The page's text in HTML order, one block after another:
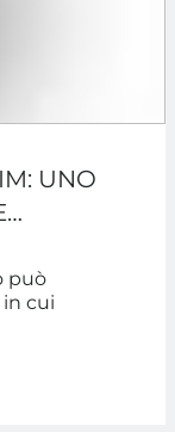
UNO
può
cui